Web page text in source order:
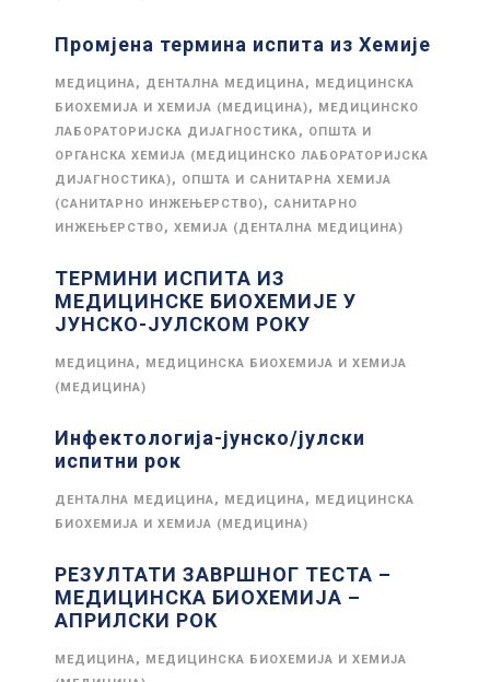
Промјена термина испита из Хемије
МЕДИЦИНА, ДЕНТАЛНА МЕДИЦИНА, МЕДИЦИНСКА
БИОХЕМИЈА И ХЕМИЈА (МЕДИЦИНА), МЕДИЦИНСКО
ЛАБОРАТОРИЈСКА ДИЈАГНОСТИКА, ОПШТА И
ОРГАНСКА ХЕМИЈА (МЕДИЦИНСКО ЛАБОРАТОРИЈСКА
ДИЈАГНОСТИКА), ОПШТА И САНИТАРНА ХЕМИЈА
(САНИТАРНО ИНЖЕЊЕРСТВО), САНИТАРНО
ИНЖЕЊЕРСТВО, ХЕМИЈА (ДЕНТАЛНА МЕДИЦИНА)
ТЕРМИНИ ИСПИТА ИЗ
МЕДИЦИНСКЕ БИОХЕМИЈЕ У
ЈУНСКО-ЈУЛСКОМ РОКУ
МЕДИЦИНА, МЕДИЦИНСКА БИОХЕМИЈА И ХЕМИЈА
(МЕДИЦИНА)
Инфектологија-јунско/јулски
испитни рок
ДЕНТАЛНА МЕДИЦИНА, МЕДИЦИНА, МЕДИЦИНСКА
БИОХЕМИЈА И ХЕМИЈА (МЕДИЦИНА)
РЕЗУЛТАТИ ЗАВРШНОГ ТЕСТА –
МЕДИЦИНСКА БИОХЕМИЈА –
АПРИЛСКИ РОК
МЕДИЦИНА, МЕДИЦИНСКА БИОХЕМИЈА И ХЕМИЈА